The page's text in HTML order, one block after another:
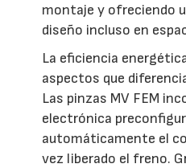
montaje y ofreciendo
diseño incluso en
La eficiencia
aspectos que
Las pinzas MV FEM
electrónica
automáticamente el
vez liberado el freno.